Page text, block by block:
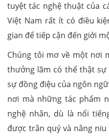
tuyệt tác nghệ thuật của
Việt Nam rất ít có điều
gian để tiếp cận đến giới
Chúng tôi mơ về một nơi
thưởng lãm có thể thật sự
sự đồng điệu của ngôn
nơi mà những tác phẩm
nghệ nhân, dù là nổi
được trân quý và nâng